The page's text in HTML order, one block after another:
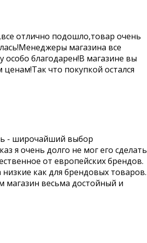
отлично подошло,товар очень
магазина все
благодарен!В магазине вы
что покупкой остался
- широчайший выбор
я очень долго не мог его сделать
от европейских брендов.
как для брендовых товаров.
весьма достойный и